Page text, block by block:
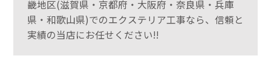
畿地区(滋賀県・京都府・大阪府・奈良県・兵庫
県・和歌山県)でのエクステリア工事なら、信頼と
実績の当店にお任せください!!